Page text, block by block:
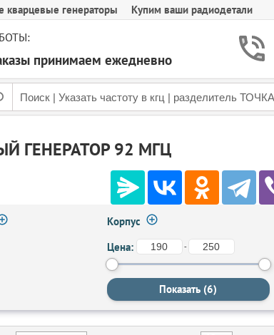
генераторы Купим ваши радиодетали
принимаем ежедневно
ГЕНЕРАТОР 92 МГЦ
Корпус
Цена: -